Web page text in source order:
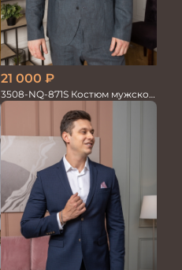
21 000 ₽
3508-NQ-871S Костюм мужской
двойка со льном в елочку